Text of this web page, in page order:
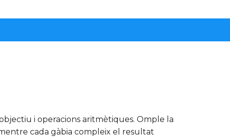
i operacions aritmètiques. Omple la
cada gàbia compleix el resultat